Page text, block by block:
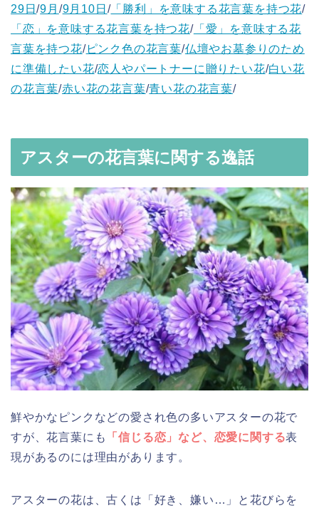
29日/9月 /9月10日 /「勝利」を意味する花言葉を持つ花/
「恋」を意味する花言葉を持つ花/「愛」を意味する花
言葉を持つ花/ピンク色の花言葉/仏壇やお墓参りのため
に準備したい花/恋人やパートナーに贈りたい花/白い花
の花言葉/赤い花の花言葉/青い花の花言葉/
アスターの花言葉に関する逸話
鮮やかなピンクなどの愛され色の多いアスターの花で
すが、花言葉にも
「信じる恋」など、恋愛に関する表
現があるのには理由があります。
アスターの花は、古くは「好き、嫌い…」と花びらを